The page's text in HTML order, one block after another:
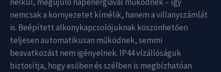
nemcsak a környezetet kímélik, hanem a villanyszámlát
is. Beépített alkonykapcsolójuknak köszönhetően
teljesen automatikusan működnek, semmi
beavatkozást nem igényelnek. IP44 vízállóságuk
biztosítja, hogy esőben és szélben is megbízhatóan